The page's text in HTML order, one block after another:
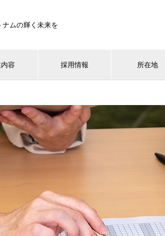
ナムの輝く未来を
容 採用情報 所在地